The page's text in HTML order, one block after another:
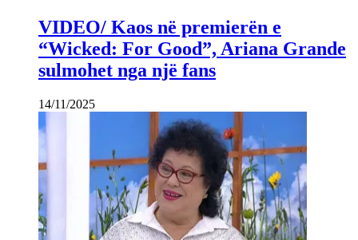
VIDEO/ Kaos në premierën e
“Wicked: For Good”, Ariana Grande
sulmohet nga një fans
14/11/2025